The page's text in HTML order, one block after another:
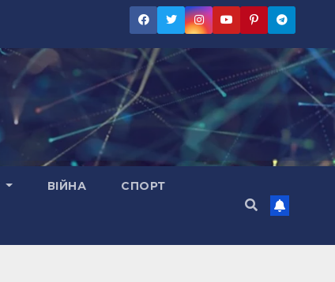
ВІЙНА СПОРТ